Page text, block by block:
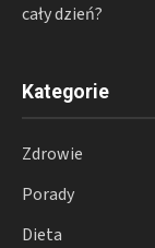
cały dzień?
Kategorie
Zdrowie
Porady
Dieta